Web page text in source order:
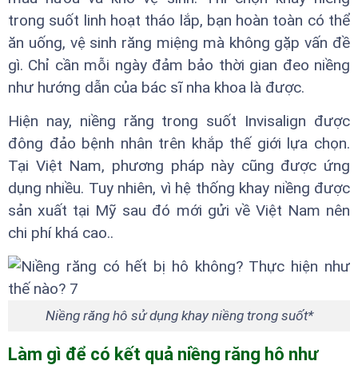
trong suốt linh hoạt tháo lắp, bạn hoàn toàn có thể
ăn uống, vệ sinh răng miệng mà không gặp vấn đề
gì. Chỉ cần mỗi ngày đảm bảo thời gian đeo niềng
như hướng dẫn của bác sĩ nha khoa là được.
Hiện nay, niềng răng trong suốt Invisalign được
đông đảo bệnh nhân trên khắp thế giới lựa chọn.
Tại Việt Nam, phương pháp này cũng được ứng
dụng nhiều. Tuy nhiên, vì hệ thống khay niềng được
sản xuất tại Mỹ sau đó mới gửi về Việt Nam nên
chi phí khá cao..
Niềng răng hô sử dụng khay niềng trong suốt*
Làm gì để có kết quả niềng răng hô như